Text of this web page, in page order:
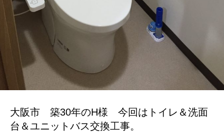
大阪市 築30年のH様 今回はトイレ＆洗面
台＆ユニットバス交換工事。